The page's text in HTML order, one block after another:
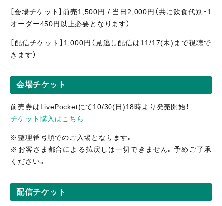
［会場チケット］前売1,500円 / 当日2,000円（共に飲食代別・1
オーダー450円以上必要となります）
［配信チケット］1,000円（見逃し配信は11/17(木)まで視聴で
きます）
会場チケット
前売券はLivePocketにて10/30(日)18時より発売開始！
チケット購入はこちら
※整理番号順でのご入場となります。
※お客さま都合による払戻しは一切できません。予めご了承
ください。
配信チケット